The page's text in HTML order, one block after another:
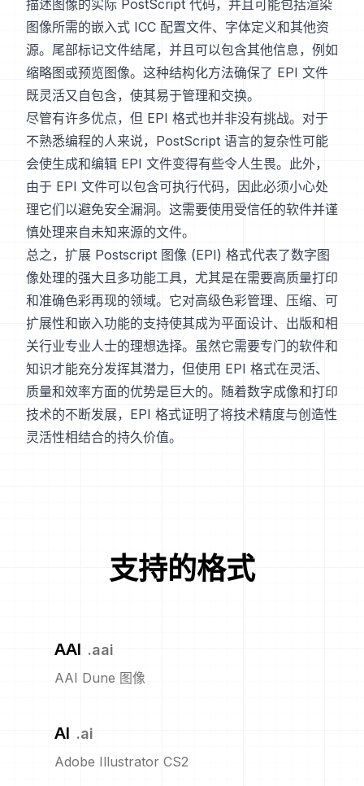
描述图像的实际 PostScript 代码，并且可能包括渲染
图像所需的嵌入式 ICC 配置文件、字体定义和其他资
源。尾部标记文件结尾，并且可以包含其他信息，例如
缩略图或预览图像。这种结构化方法确保了 EPI 文件
既灵活又自包含，使其易于管理和交换。
尽管有许多优点，但 EPI 格式也并非没有挑战。对于
不熟悉编程的人来说，PostScript 语言的复杂性可能
会使生成和编辑 EPI 文件变得有些令人生畏。此外，
由于 EPI 文件可以包含可执行代码，因此必须小心处
理它们以避免安全漏洞。这需要使用受信任的软件并谨
慎处理来自未知来源的文件。
总之，扩展 Postscript 图像 (EPI) 格式代表了数字图
像处理的强大且多功能工具，尤其是在需要高质量打印
和准确色彩再现的领域。它对高级色彩管理、压缩、可
扩展性和嵌入功能的支持使其成为平面设计、出版和相
关行业专业人士的理想选择。虽然它需要专门的软件和
知识才能充分发挥其潜力，但使用 EPI 格式在灵活、
质量和效率方面的优势是巨大的。随着数字成像和打印
技术的不断发展，EPI 格式证明了将技术精度与创造性
灵活性相结合的持久价值。
支持的格式
AAI .aai
AAI Dune 图像
AI .ai
Adobe Illustrator CS2